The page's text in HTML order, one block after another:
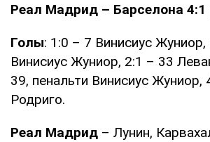
Реал Мадрид – Барселона 4:1
Голы: 1:0 – 7 Винисиус
Винисиус Жуниор, 2:1 – 33
39, пенальти Винисиус Жуниор,
Родриго.
Реал Мадрид – Лунин,